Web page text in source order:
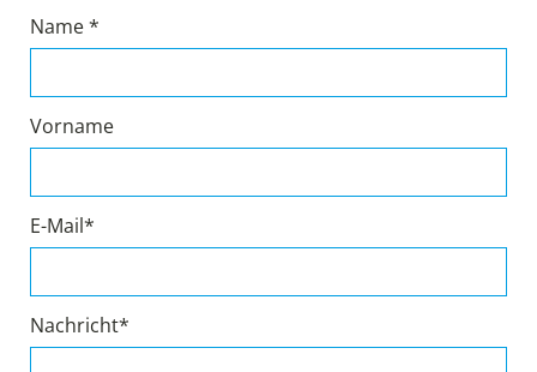
Name *
Vorname
E-Mail*
Nachricht*